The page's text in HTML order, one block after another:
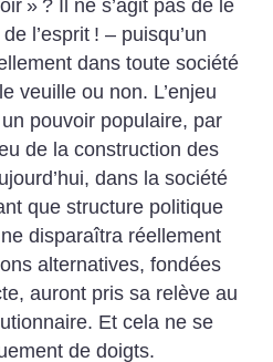
» ? Il ne s’agit pas de le
l’esprit ! – puisqu’un
dans toute société
veuille ou non. L’enjeu
pouvoir populaire, par
de la construction des
dans la société
que structure politique
disparaîtra réellement
alternatives, fondées
auront pris sa relève au
Et cela ne se
de doigts.